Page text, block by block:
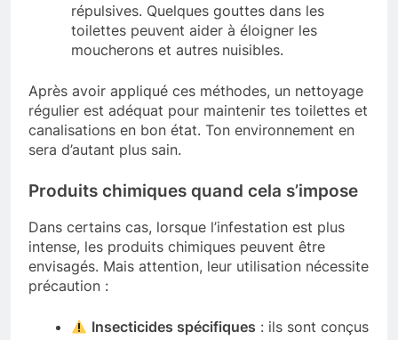
répulsives. Quelques gouttes dans les
toilettes peuvent aider à éloigner les
moucherons et autres nuisibles.
Après avoir appliqué ces méthodes, un nettoyage
régulier est adéquat pour maintenir tes toilettes et
canalisations en bon état. Ton environnement en
sera d’autant plus sain.
Produits chimiques quand cela s’impose
Dans certains cas, lorsque l’infestation est plus
intense, les produits chimiques peuvent être
envisagés. Mais attention, leur utilisation nécessite
précaution :
Insecticides spécifiques : ils sont conçus